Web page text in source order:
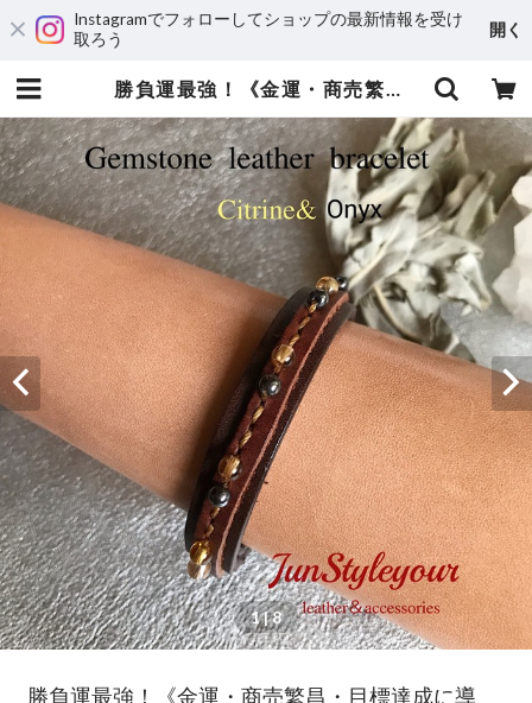
Instagramでフォローしてショップの最新情報を受け
取ろう
開く
勝負運最強！《金運・商売繁昌・目標達成に導く》シトリン/オニキス | 運気アップ・風水オーダーメイドのレザーブレスレット専門店JunStyle
1| 8
勝負運最強！《金運・商売繁昌・目標達成に導